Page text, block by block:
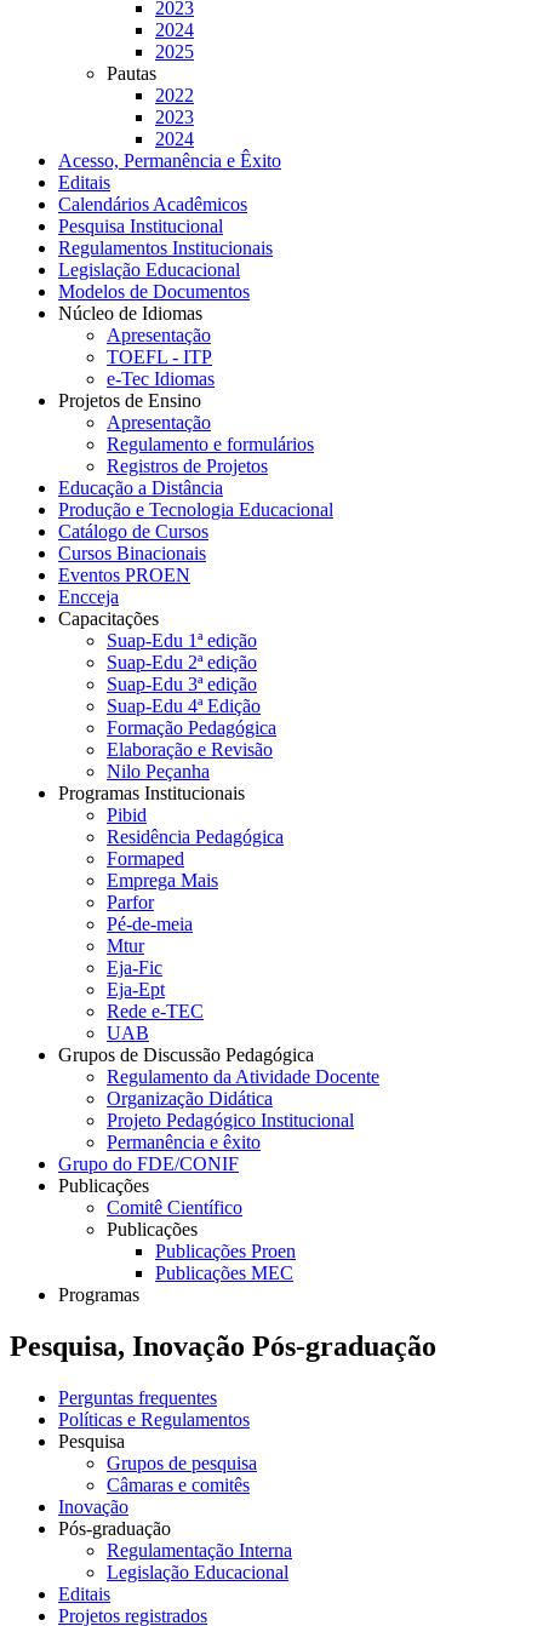
2023
2024
2025
Pautas
2022
2023
2024
Acesso, Permanência e Êxito
Editais
Calendários Acadêmicos
Pesquisa Institucional
Regulamentos Institucionais
Legislação Educacional
Modelos de Documentos
Núcleo de Idiomas
Apresentação
TOEFL - ITP
e-Tec Idiomas
Projetos de Ensino
Apresentação
Regulamento e formulários
Registros de Projetos
Educação a Distância
Produção e Tecnologia Educacional
Catálogo de Cursos
Cursos Binacionais
Eventos PROEN
Encceja
Capacitações
Suap-Edu 1ª edição
Suap-Edu 2ª edição
Suap-Edu 3ª edição
Suap-Edu 4ª Edição
Formação Pedagógica
Elaboração e Revisão
Nilo Peçanha
Programas Institucionais
Pibid
Residência Pedagógica
Formaped
Emprega Mais
Parfor
Pé-de-meia
Mtur
Eja-Fic
Eja-Ept
Rede e-TEC
UAB
Grupos de Discussão Pedagógica
Regulamento da Atividade Docente
Organização Didática
Projeto Pedagógico Institucional
Permanência e êxito
Grupo do FDE/CONIF
Publicações
Comitê Científico
Publicações
Publicações Proen
Publicações MEC
Programas
Pesquisa, Inovação Pós-graduação
Perguntas frequentes
Políticas e Regulamentos
Pesquisa
Grupos de pesquisa
Câmaras e comitês
Inovação
Pós-graduação
Regulamentação Interna
Legislação Educacional
Editais
Projetos registrados